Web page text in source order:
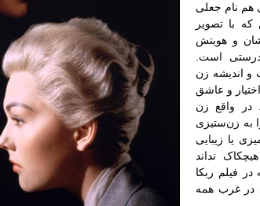
هم نام جعلی
با تصویر
و هویتش
درستی است.
و اندیشه زن
اختیار و عاشق
در واقع زن
به زن‌ستیزی
یا زیبایی
نداند
فیلم ربکا
در غرب همه